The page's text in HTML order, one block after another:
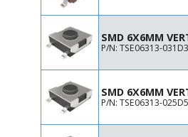
SMD 6X6MM
P/N: TSE06313-
SMD 6X6MM
P/N: TSE06313-